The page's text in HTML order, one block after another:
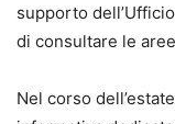
supporto
di consultare le
Nel corso